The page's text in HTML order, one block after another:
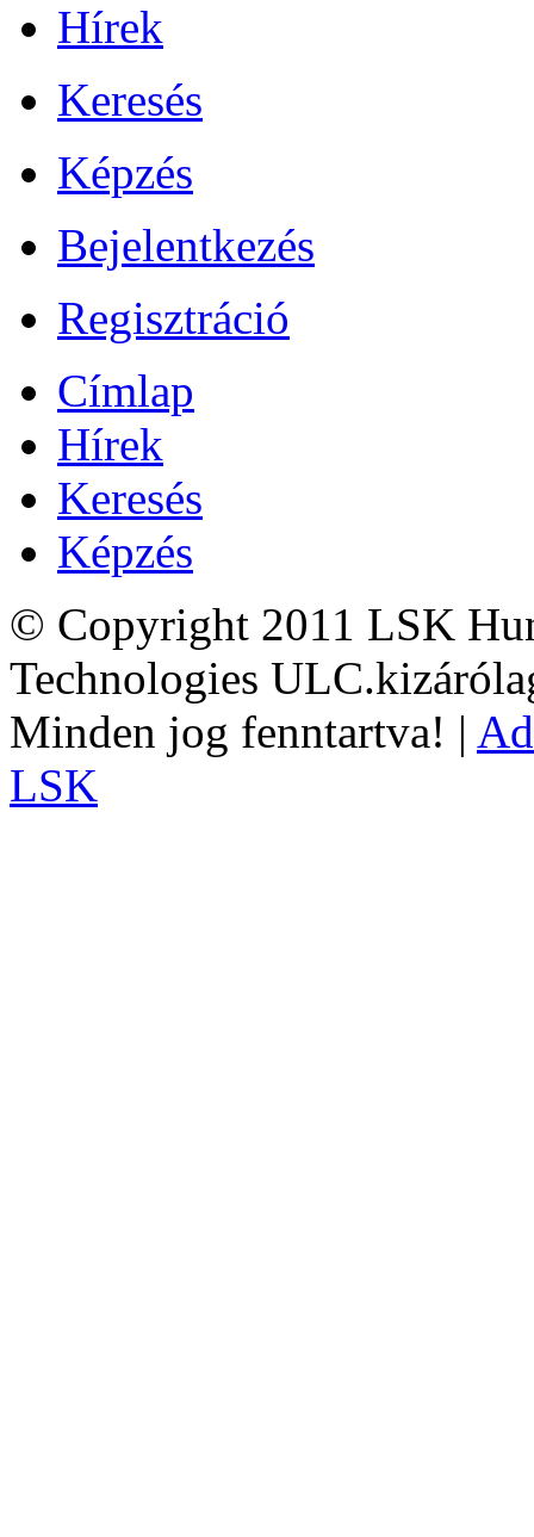
Hírek
Keresés
Képzés
Bejelentkezés
Regisztráció
Címlap
Hírek
Keresés
Képzés
© Copyright 2011 LSK
Technologies
Minden jog fenntartva! |
LSK